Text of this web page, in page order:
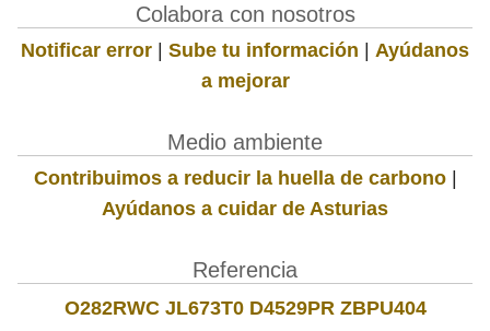
Colabora con nosotros
Notificar error | Sube tu información | Ayúdanos
a mejorar
Medio ambiente
Contribuimos a reducir la huella de carbono|
Ayúdanos a cuidar de Asturias
Referencia
O282RWC JL673T0 D4529PR ZBPU404